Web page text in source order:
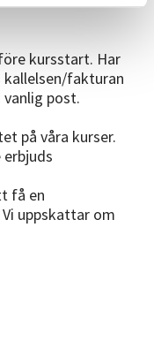
kursstart. Har
kallelsen/fakturan
post.
på våra kurser.
erbjuds
få en
uppskattar om